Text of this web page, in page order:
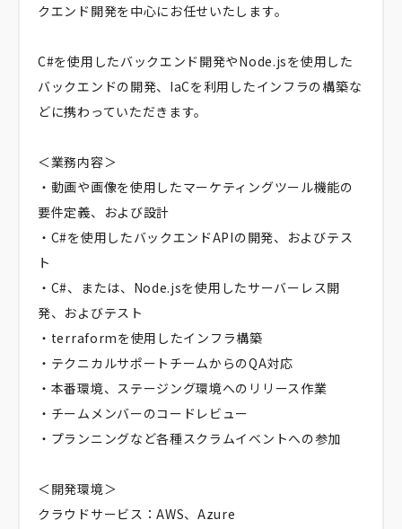
クエンド開発を中心にお任せいたします。
C#を使用したバックエンド開発やNode.jsを使用した
バックエンドの開発、IaCを利用したインフラの構築な
どに携わっていただきます。
＜業務内容＞
・動画や画像を使用したマーケティングツール機能の
要件定義、および設計
・C#を使用したバックエンドAPIの開発、およびテス
ト
・C#、または、Node.jsを使用したサーバーレス開
発、およびテスト
・terraformを使用したインフラ構築
・テクニカルサポートチームからのQA対応
・本番環境、ステージング環境へのリリース作業
・チームメンバーのコードレビュー
・プランニングなど各種スクラムイベントへの参加
＜開発環境＞
クラウドサービス：AWS、Azure